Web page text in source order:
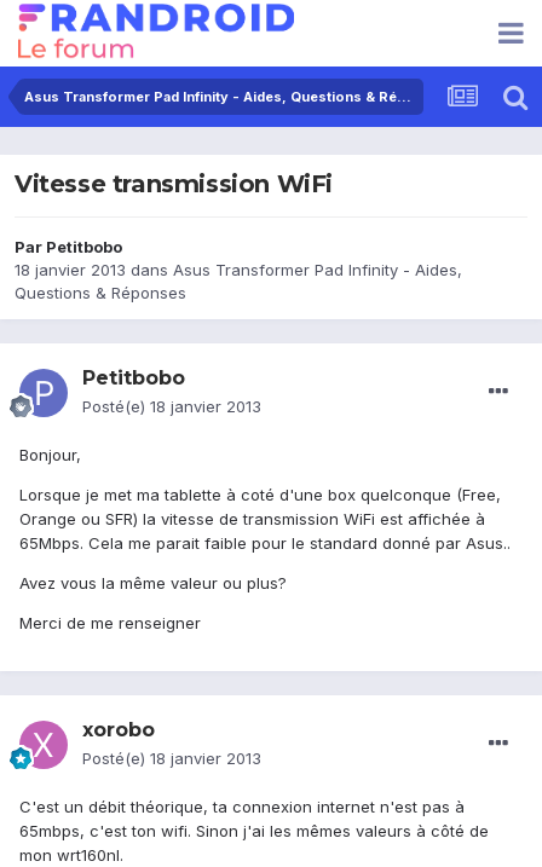
Asus Transformer Pad Infinity - Aides, Questions & Réponses
Vitesse transmission WiFi
Par Petitbobo
18 janvier 2013 dans Asus Transformer Pad Infinity - Aides,
Questions & Réponses
Petitbobo
Posté(e) 18 janvier 2013
Bonjour,
Lorsque je met ma tablette à coté d'une box quelconque (Free,
Orange ou SFR) la vitesse de transmission WiFi est affichée à
65Mbps. Cela me parait faible pour le standard donné par Asus..
Avez vous la même valeur ou plus?
Merci de me renseigner
xorobo
Posté(e) 18 janvier 2013
C'est un débit théorique, ta connexion internet n'est pas à
65mbps, c'est ton wifi. Sinon j'ai les mêmes valeurs à côté de
mon wrt160nl.